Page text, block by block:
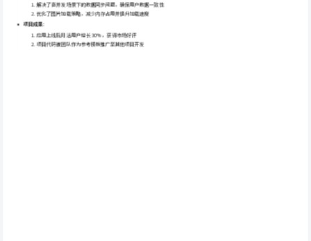
解决了高并发场景下的数据同步问题，确保用户数据一致性
优化了图片加载策略，减少内存占用并提升加载速度
项目成果：
应用上线后月活用户增长 30%，获得市场好评
项目代码被团队作为参考模板推广至其他项目开发